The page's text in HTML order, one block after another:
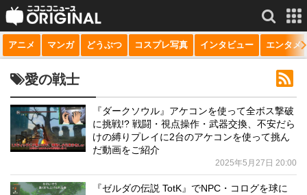
サービス一覧 もっと見る
niconico
動画
生放送
ニュース
チャンネル
アニメ マンガ どうぶつ コスプレ写真 インタビュー エンタメ
愛の戦士
『ダークソウル』アケコンを使って全ボス撃破
に挑戦!? 戦闘・視点操作・武器交換、不安だら
けの縛りプレイに2台のアケコンを使って挑ん
だ動画をご紹介
2025年5月27日 20:00
『ゼルダの伝説 TotK』でNPC・コログを球に